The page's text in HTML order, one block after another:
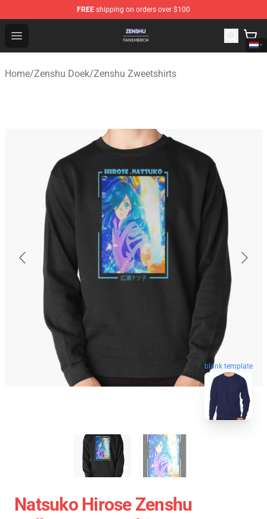
FREE shipping on orders over $100
Open menu
Zenshu Shop - Official Zenshu Merchandise Store
Home/Zenshu Doek/Zenshu Zweetshirts
blank template
Natsuko Hirose Zenshu